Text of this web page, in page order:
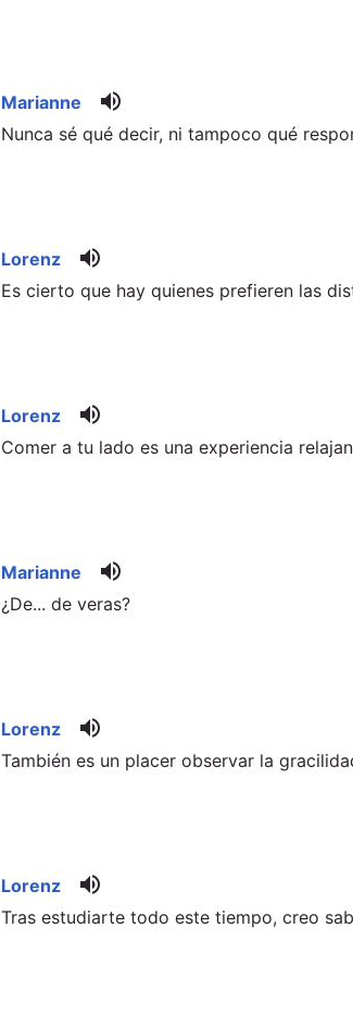
Marianne volume_up
Nunca sé qué decir, ni tampoco qué
Lorenz volume_up
Es cierto que hay quienes prefieren las
Lorenz volume_up
Comer a tu lado es una experiencia
Marianne volume_up
¿De... de veras?
Lorenz volume_up
También es un placer observar la
Lorenz volume_up
Tras estudiarte todo este tiempo, creo